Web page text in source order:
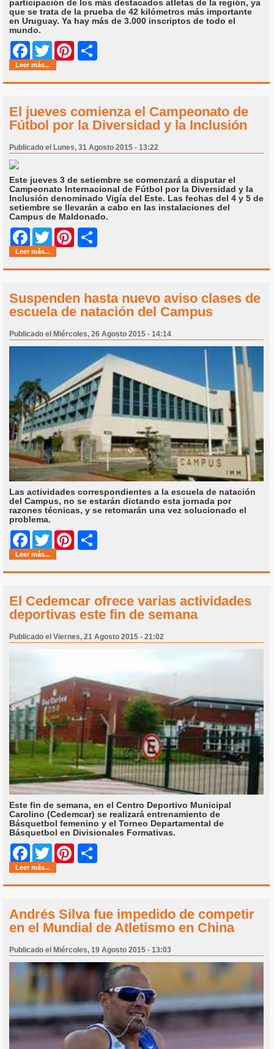
participación de los más destacados atletas de la región, ya
que se trata de la prueba de 42 kilómetros más importante
en Uruguay. Ya hay más de 3.000 inscriptos de todo el
mundo.
Facebook
Twitter Pinterest
Leer más...
El jueves comienza el Campeonato de
Fútbol por la Diversidad y la Inclusión
Publicado el Lunes, 31 Agosto 2015 - 13:22
Este jueves 3 de setiembre se comenzará a disputar el
Campeonato Internacional de Fútbol por la Diversidad y la
Inclusión denominado Vigía del Este. Las fechas del 4 y 5 de
setiembre se llevarán a cabo en las instalaciones del
Campus de Maldonado.
Facebook
Twitter Pinterest
Leer más...
Suspenden hasta nuevo aviso clases de
escuela de natación del Campus
Publicado el Miércoles, 26 Agosto 2015 - 14:14
Las actividades correspondientes a la escuela de natación
del Campus, no se estarán dictando esta jornada por
razones técnicas, y se retomarán una vez solucionado el
problema.
Facebook
Twitter Pinterest
Leer más...
El Cedemcar ofrece varias actividades
deportivas este fin de semana
Publicado el Viernes, 21 Agosto 2015 - 21:02
Este fin de semana, en el Centro Deportivo Municipal
Carolino (Cedemcar) se realizará entrenamiento de
Básquetbol femenino y el Torneo Departamental de
Básquetbol en Divisionales Formativas.
Facebook
Twitter Pinterest
Leer más...
Andrés Silva fue impedido de competir
en el Mundial de Atletismo en China
Publicado el Miércoles, 19 Agosto 2015 - 13:03